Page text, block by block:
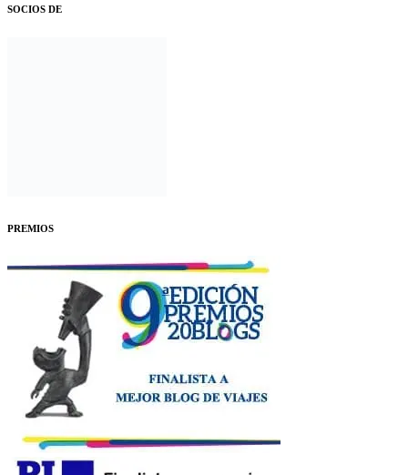
SOCIOS DE
PREMIOS